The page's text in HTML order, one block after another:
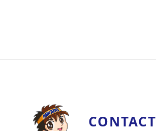
CONTACT